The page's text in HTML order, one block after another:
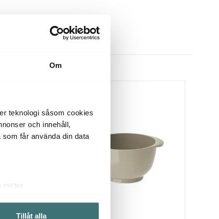
Om
teknologi såsom cookies
och innehåll,
får använda din data
meter
Tillåt alla